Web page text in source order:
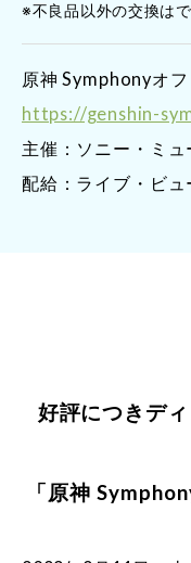
※不良品以外の交換は
原神 Symphonyオフ
https://genshin-
主催：ソニー・ミ
配給：ライブ・ビ
好評につきデ
「原神